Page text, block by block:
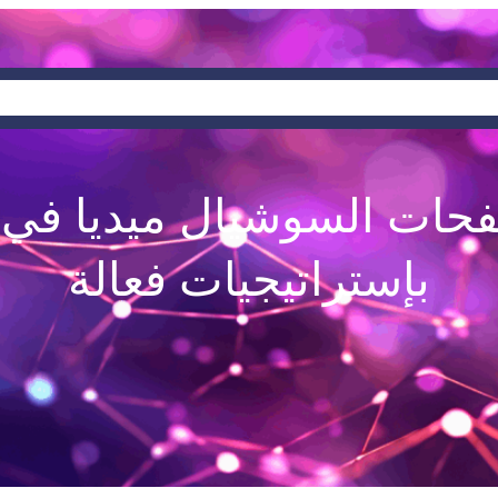
السوشيال ميديا
بإستراتيجيات فعالة